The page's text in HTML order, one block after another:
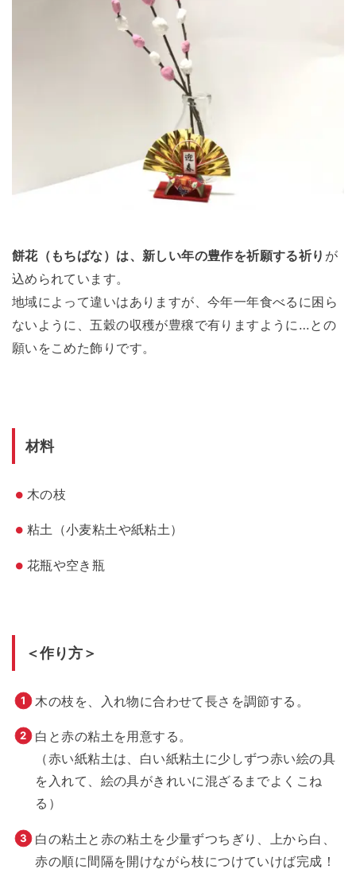
餅花（もちばな）は、新しい年の豊作を祈願する祈り が
込められています。
地域によって違いはありますが、今年一年食べるに困ら
ないように、五穀の収穫が豊穣で有りますように…との
願いをこめた飾りです。
材料
木の枝
粘土（小麦粘土や紙粘土）
花瓶や空き瓶
＜作り方＞
木の枝を、入れ物に合わせて長さを調節する。
白と赤の粘土を用意する。
（赤い紙粘土は、白い紙粘土に少しずつ赤い絵の具
を入れて、絵の具がきれいに混ざるまでよくこね
る）
白の粘土と赤の粘土を少量ずつちぎり、上から白、
赤の順に間隔を開けながら枝につけていけば完成！